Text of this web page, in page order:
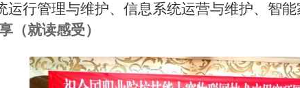
运行管理与维护、信息系统运营与维护、智能
（就读感受）